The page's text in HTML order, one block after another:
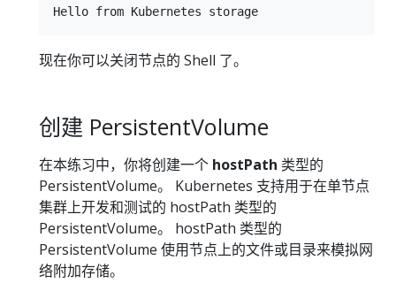
现在你可以关闭节点的 Shell 了。
创建 PersistentVolume
在本练习中，你将创建一个 hostPath 类型的
PersistentVolume。 Kubernetes 支持用于在单节点
集群上开发和测试的 hostPath 类型的
PersistentVolume。 hostPath 类型的
PersistentVolume 使用节点上的文件或目录来模拟网
络附加存储。